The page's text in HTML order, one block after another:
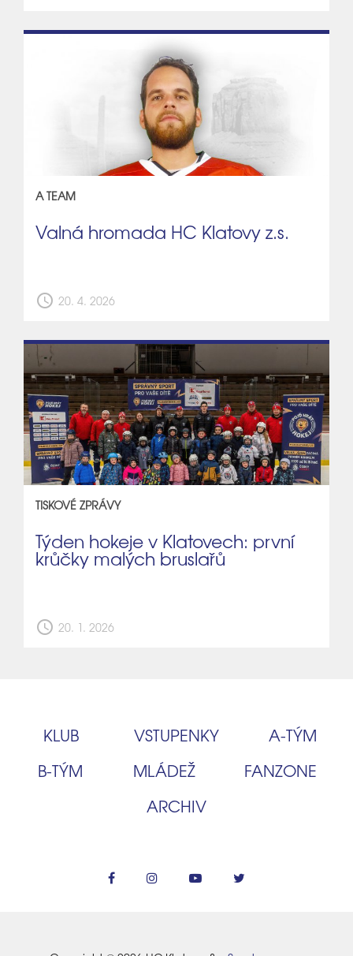
A TEAM
Valná hromada HC Klatovy z.s.
schedule 20. 4. 2026
TISKOVÉ ZPRÁVY
Týden hokeje v Klatovech: první
krůčky malých bruslařů
schedule 20. 1. 2026
KLUB VSTUPENKY
A‑TÝM
B‑TÝM
MLÁDEŽ
FANZONE
ARCHIV